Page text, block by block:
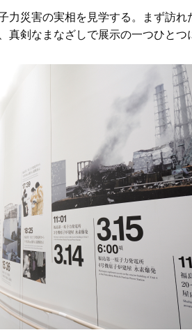
力災害の実相を見学する。まず訪
真剣なまなざしで展示の一つひとつ